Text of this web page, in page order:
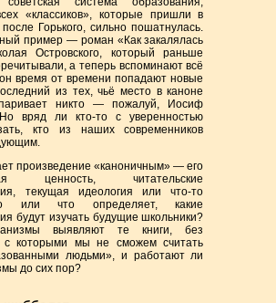
«классиков», которые пришли в
после Горького, сильно пошатнулась.
пример — роман «Как закалялась
Островского, который раньше
а теперь вспоминают всё
время от времени попадают новые
из тех, чьё место в каноне
никто — пожалуй, Иосиф
вряд ли кто-то с уверенностью
кто из наших современников
произведение «каноничным» — его
ценность, читательские
текущая идеология или что-то
или что определяет, какие
будут изучать будущие школьники?
выявляют те книги, без
с которыми мы не сможем считать
людьми», и работают ли
до сих пор?